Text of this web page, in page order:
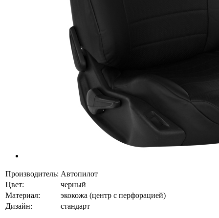
Производитель: Автопилот
Цвет:
черный
Материал:
экокожа (центр с перфорацией)
Дизайн:
стандарт